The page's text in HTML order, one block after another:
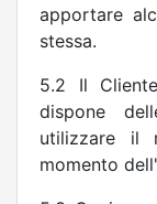
apportare
stessa.
5.2 Il
dispone
utilizzare il
momento